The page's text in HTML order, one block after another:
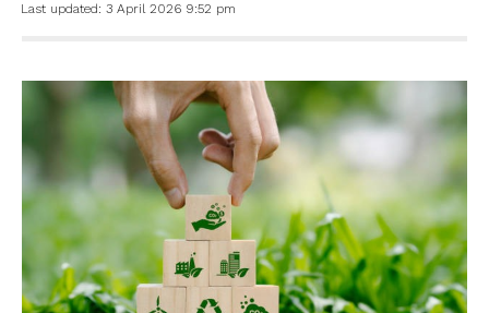
Last updated: 3 April 2026 9:52 pm